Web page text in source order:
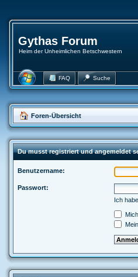
Gythas Forum
Heim der Unheimlichen Betschwestern
FAQ Suche
Foren-Übersicht
Du musst registriert und angemeldet
Benutzername:
Passwort:
Ich